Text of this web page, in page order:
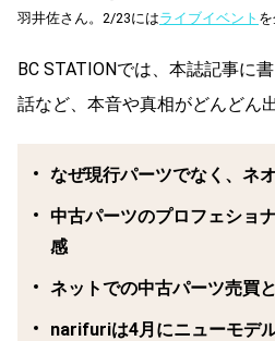
羽井佐さん。2/23にはライブイベント
BC STATIONでは、本誌記事に
話など、本音や真相がどんどん
なぜ現行パーツでなく、ネ
中古パーツのプロフェショ
感
ネットでの中古パーツ売買
narifuriは4月にニューモデ